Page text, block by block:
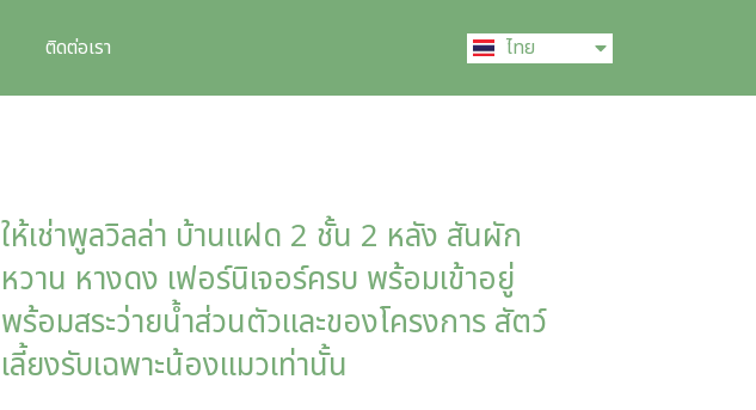
ติดต่อเรา ไทย
中文 (中国)
ให้เช่าพูลวิลล่า บ้านแฝด 2 ชั้น 2 หลัง สันผัก
หวาน หางดง เฟอร์นิเจอร์ครบ พร้อมเข้าอยู่
พร้อมสระว่ายน้ำส่วนตัวและของโครงการ สัตว์
เลี้ยงรับเฉพาะน้องแมวเท่านั้น